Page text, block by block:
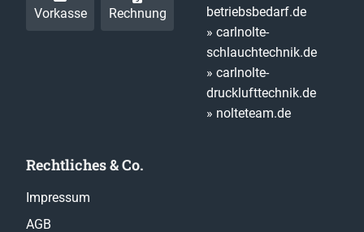
Vorkasse Rechnung
betriebsbedarf.de
» carlnolte-
schlauchtechnik.de
» carlnolte-
drucklufttechnik.de
» nolteteam.de
Rechtliches & Co.
Impressum
AGB